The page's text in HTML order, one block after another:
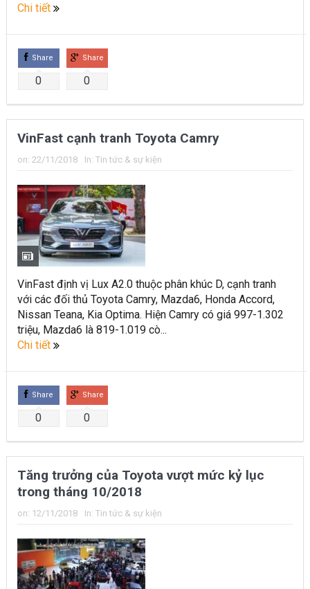
Chi tiết
Share
0
Share
0
VinFast cạnh tranh Toyota Camry
on: 22/11/2018 In: Tin tức & sự kiện
VinFast định vị Lux A2.0 thuộc phân khúc D, cạnh tranh
với các đối thủ Toyota Camry, Mazda6, Honda Accord,
Nissan Teana, Kia Optima. Hiện Camry có giá 997-1.302
triệu, Mazda6 là 819-1.019 cò...
Chi tiết
Share
0
Share
0
Tăng trưởng của Toyota vượt mức kỷ lục
trong tháng 10/2018
on: 12/11/2018 In: Tin tức & sự kiện